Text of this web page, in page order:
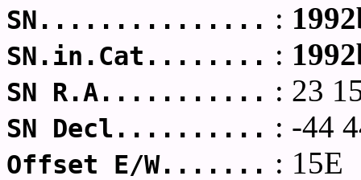
SN............... :
SN.in.Cat........ :
SN R.A........... : 23
SN Decl.......... : -44
Offset E/W....... : 15E